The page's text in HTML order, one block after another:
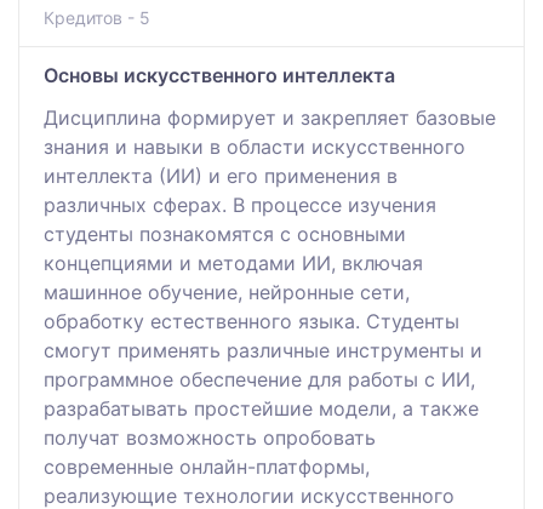
Кредитов - 5
Основы искусственного интеллекта
Дисциплина формирует и закрепляет базовые
знания и навыки в области искусственного
интеллекта (ИИ) и его применения в
различных сферах. В процессе изучения
студенты познакомятся с основными
концепциями и методами ИИ, включая
машинное обучение, нейронные сети,
обработку естественного языка. Студенты
смогут применять различные инструменты и
программное обеспечение для работы с ИИ,
разрабатывать простейшие модели, а также
получат возможность опробовать
современные онлайн-платформы,
реализующие технологии искусственного